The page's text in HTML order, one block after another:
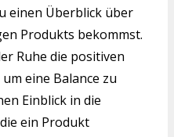
einen Überblick über
Produkts bekommst.
Ruhe die positiven
eine Balance zu
Einblick in die
ein Produkt